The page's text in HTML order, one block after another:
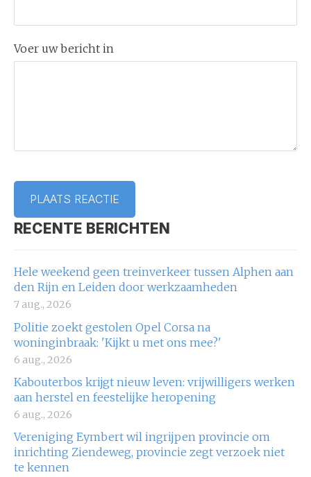
RECENTE BERICHTEN
Hele weekend geen treinverkeer tussen Alphen aan
den Rijn en Leiden door werkzaamheden
7 aug., 2026
Politie zoekt gestolen Opel Corsa na
woninginbraak: 'Kijkt u met ons mee?'
6 aug., 2026
Kabouterbos krijgt nieuw leven: vrijwilligers werken
aan herstel en feestelijke heropening
6 aug., 2026
Vereniging Eymbert wil ingrijpen provincie om
inrichting Ziendeweg, provincie zegt verzoek niet
te kennen
Voer uw bericht in